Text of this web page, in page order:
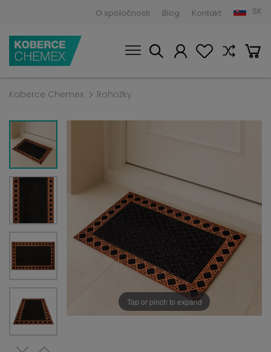
O spoločnosti Blog Kontakt SK
Koberce Chemex Rohožky
Tap or pinch to expand